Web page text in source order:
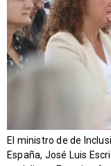
El ministro de de
España, José Luis